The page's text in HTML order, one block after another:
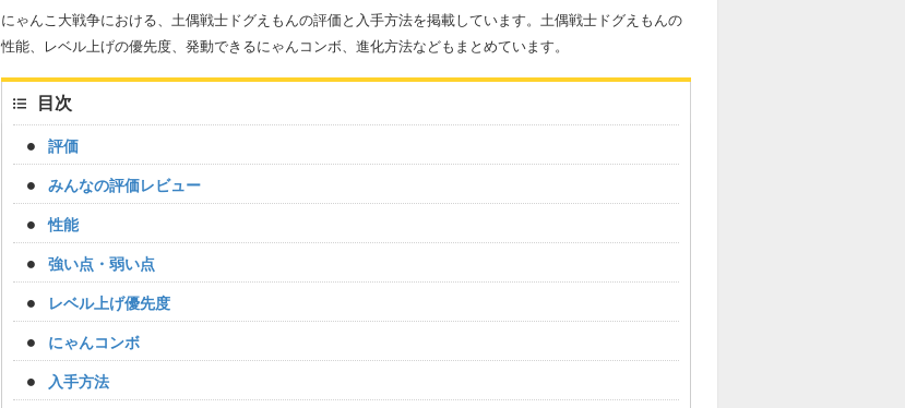
にゃんこ大戦争における、土偶戦士ドグえもんの評価と入手方法を掲載しています。土偶戦士ドグえもんの
性能、レベル上げの優先度、発動できるにゃんコンボ、進化方法などもまとめています。
目次
評価
みんなの評価レビュー
性能
強い点・弱い点
レベル上げ優先度
にゃんコンボ
入手方法